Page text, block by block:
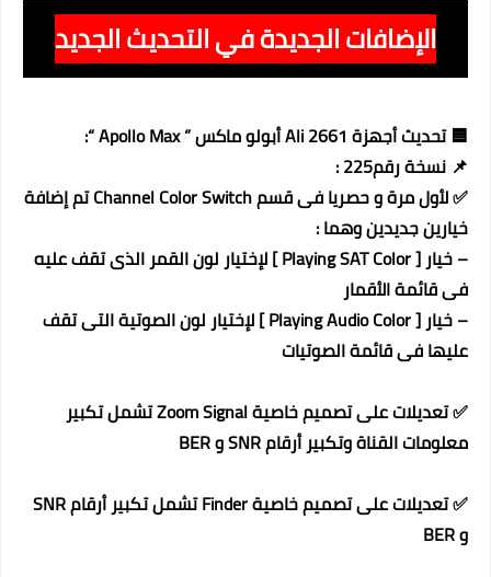
الإضافات الجديدة في التحديث الجديد
🟦 تحديث أجهزة Ali 2661 أبولو ماكس ” Apollo Max “:
📌 نسخة رقم225 :
✅ لأول مرة و حصريا فى قسم Channel Color Switch تم إضافة
خيارين جديدين وهما :
– خيار [ Playing SAT Color ] لإختيار لون القمر الذى تقف عليه
فى قائمة الأقمار
– خيار [ Playing Audio Color ] لإختيار لون الصوتية التى تقف
عليها فى قائمة الصوتيات
✅ تعديلات على تصميم خاصية Zoom Signal تشمل تكبير
معلومات القناة وتكبير أرقام SNR و BER
✅ تعديلات على تصميم خاصية Finder تشمل تكبير أرقام SNR
و BER